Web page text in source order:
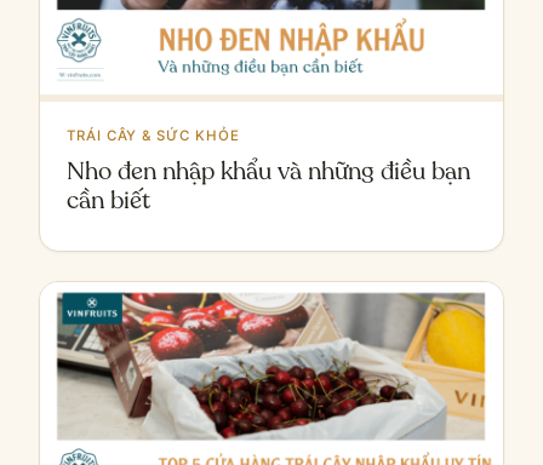
TRÁI CÂY & SỨC KHỎE
Nho đen nhập khẩu và những điều bạn
cần biết